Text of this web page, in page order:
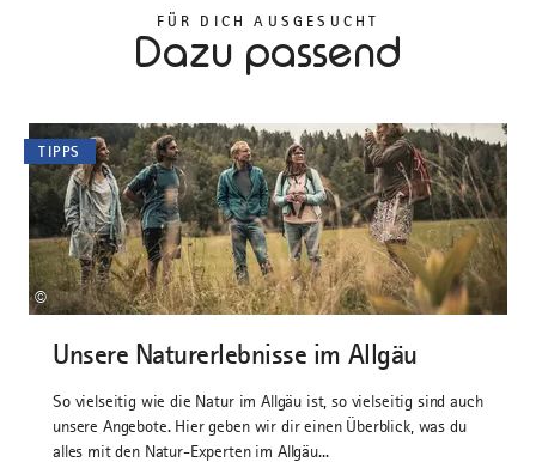
FÜR DICH AUSGESUCHT
Dazu passend
TIPPS
©
Unsere Naturerlebnisse im Allgäu
So vielseitig wie die Natur im Allgäu ist, so vielseitig sind auch
unsere Angebote. Hier geben wir dir einen Überblick, was du
alles mit den Natur-Experten im Allgäu...